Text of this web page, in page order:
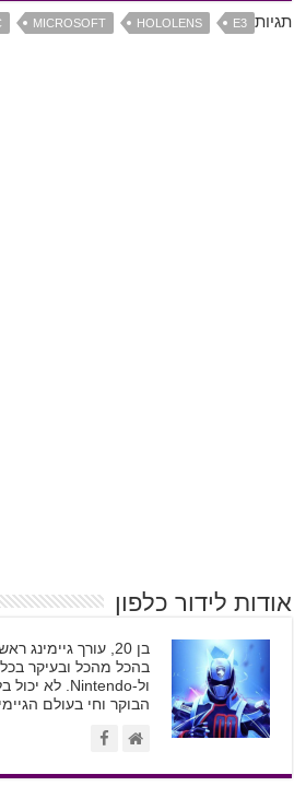
תגיות E3
HOLOLENS
MICROSOFT
אודות לידור כלפון
בן 20, עורך
בהכל מהכל ובעיקר
הבוקר וחי בעולם